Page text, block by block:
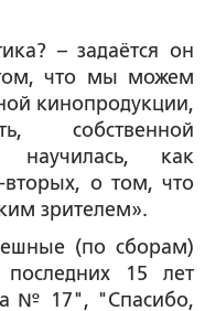
– задаётся он
что мы можем
кинопродукции,
собственной
научилась, как
о том, что
зрителем».
(по сборам)
последних 15 лет
№ 17", "Спасибо,